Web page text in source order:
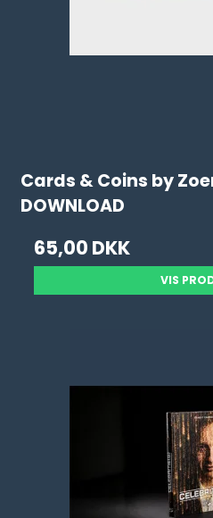
Cards & Coins by
DOWNLOAD
65,00 DKK
VIS